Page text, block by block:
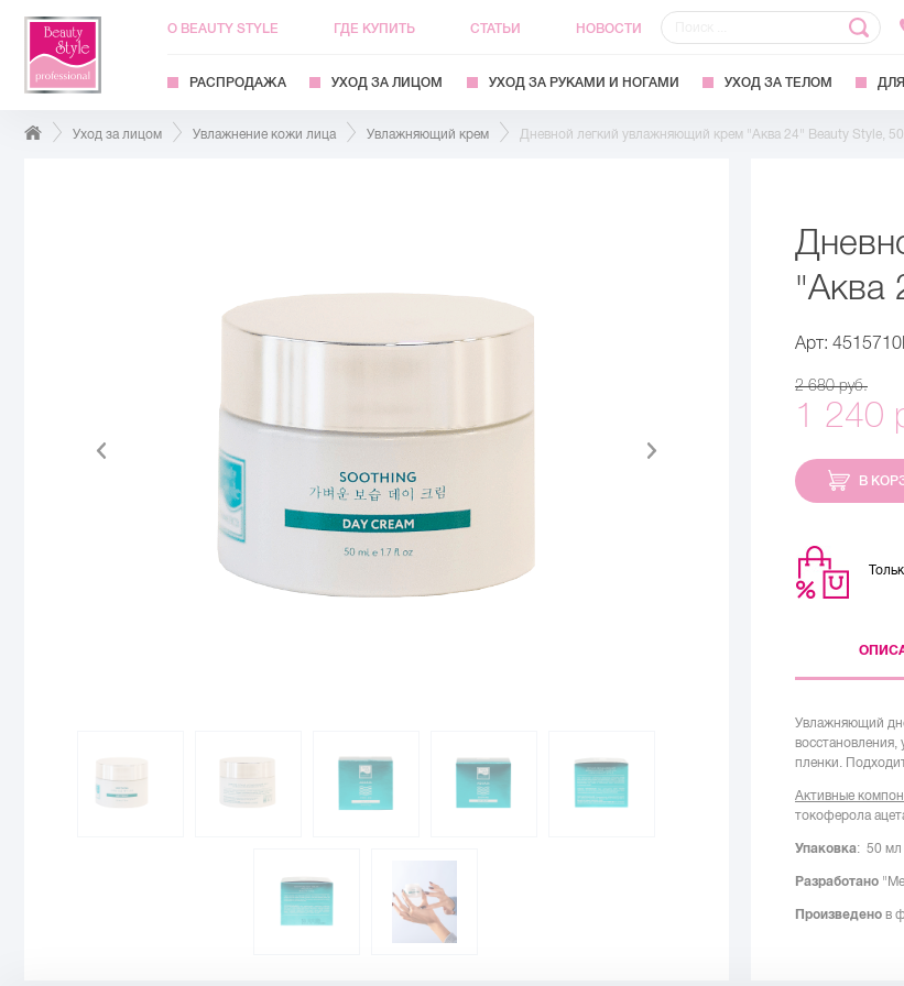
О BEAUTY STYLE ГДЕ КУПИТЬ СТАТЬИ НОВОСТИ
РАСПРОДАЖА УХОД ЗА ЛИЦОМ УХОД ЗА РУКАМИ И НОГАМИ УХОД ЗА ТЕЛОМ
Уход за лицом Увлажнение кожи лица Увлажняющий крем Дневной легкий увлажняющий крем "Аква 24" Beauty Style,
"Аква
Арт:
2 680 руб.
1 240
В
Увлажняющий
восстановления,
пленки.
Активные
токоферола
Упаковка: 50 мл
Разработано
Произведено в